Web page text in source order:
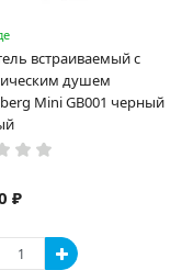
встраиваемый с
душем
Mini GB001 черный
₽